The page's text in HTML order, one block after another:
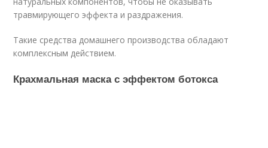
травмирующего эффекта и раздражения.
Такие средства домашнего производства обладают
комплексным действием.
Крахмальная маска с эффектом ботокса